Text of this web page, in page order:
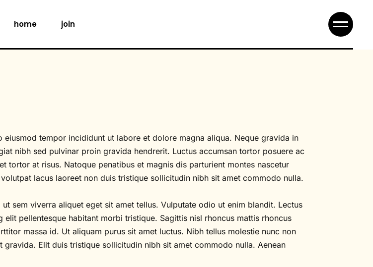
home join
tempor incididunt ut labore et dolore magna aliqua. Neque gravida in
nibh sed pulvinar proin gravida hendrerit. Luctus accumsan tortor posuere ac
tortor at risus. Natoque penatibus et magnis dis parturient montes nascetur
lacus laoreet non duis tristique sollicitudin nibh sit amet commodo nulla.
sem viverra aliquet eget sit amet tellus. Vulputate odio ut enim blandit. Lectus
pellentesque habitant morbi tristique. Sagittis nisl rhoncus mattis rhoncus
massa id. Ut aliquam purus sit amet luctus. Nibh tellus molestie nunc non
Elit duis tristique sollicitudin nibh sit amet commodo nulla. Aenean